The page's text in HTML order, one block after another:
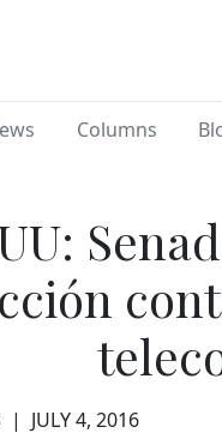
Columns
| JULY 4, 2016